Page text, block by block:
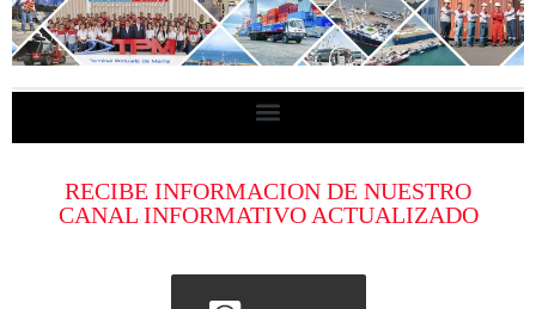
RECIBE INFORMACION DE NUESTRO
CANAL INFORMATIVO ACTUALIZADO